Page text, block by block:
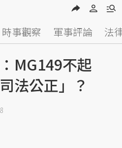
時事觀察 軍事評論 法
MG149不起
法公正」？